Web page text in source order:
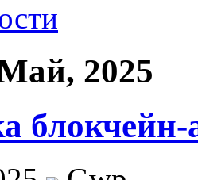
2025